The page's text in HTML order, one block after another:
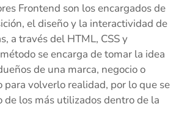
Frontend son los encargados de
el diseño y la interactividad de
a través del HTML, CSS y
se encarga de tomar la idea
de una marca, negocio o
volverlo realidad, por lo que se
de los más utilizados dentro de la